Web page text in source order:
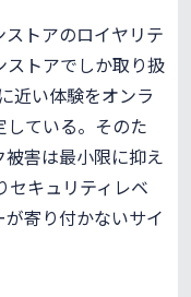
トアのロイヤリテ
ストアでしか取り扱
近い体験をオンラ
ている。そのた
害は最小限に抑え
セキュリティレベ
寄り付かないサイ